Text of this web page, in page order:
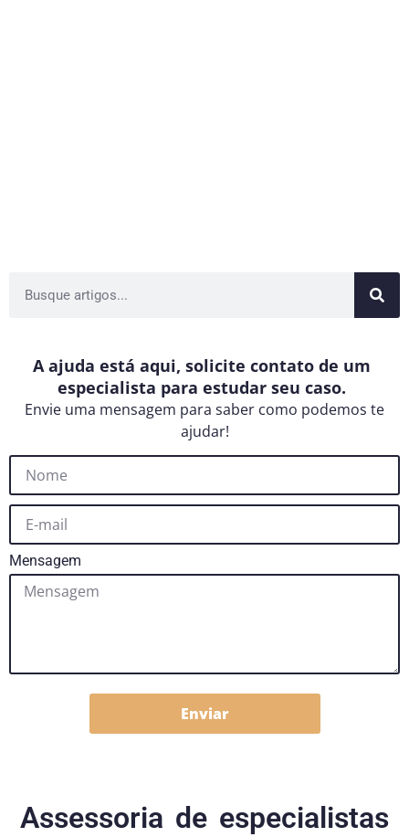
A ajuda está aqui, solicite contato de um
especialista para estudar seu caso.
Envie uma mensagem para saber como podemos te
ajudar!
Mensagem
Enviar
Assessoria de especialistas